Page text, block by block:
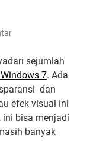
sejumlah
7. Ada
dan
efek visual ini
bisa menjadi
banyak